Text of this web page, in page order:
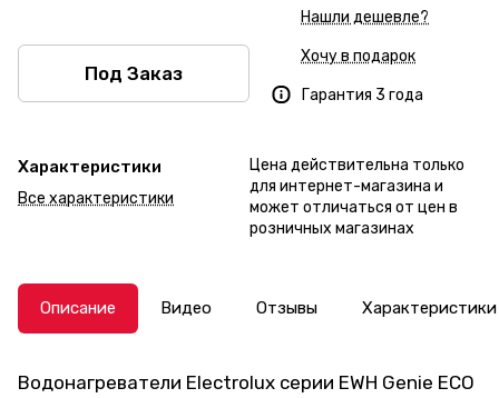
Под Заказ
Характеристики
Все характеристики
Нашли дешевле?
Хочу в подарок
Гарантия 3 года
Цена действительна только
для интернет-магазина и
может отличаться от цен в
розничных магазинах
Описание Видео Отзывы Характеристики
Водонагреватели Electrolux серии EWH Genie ECO